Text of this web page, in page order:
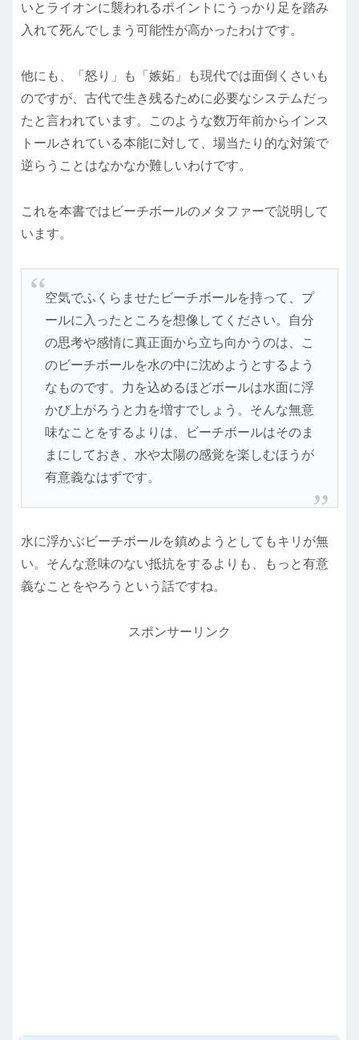
いとライオンに襲われるポイントにうっかり足を踏み
入れて死んでしまう可能性が高かったわけです。
他にも、「怒り」も「嫉妬」も現代では面倒くさいも
のですが、古代で生き残るために必要なシステムだっ
たと言われています。このような数万年前からインス
トールされている本能に対して、場当たり的な対策で
逆らうことはなかなか難しいわけです。
これを本書ではビーチボールのメタファーで説明して
います。
空気でふくらませたビーチボールを持って、プ
ールに入ったところを想像してください。自分
の思考や感情に真正面から立ち向かうのは、こ
のビーチボールを水の中に沈めようとするよう
なものです。力を込めるほどボールは水面に浮
かび上がろうと力を増すでしょう。そんな無意
味なことをするよりは、ビーチボールはそのま
まにしておき、水や太陽の感覚を楽しむほうが
有意義なはずです。
水に浮かぶビーチボールを鎮めようとしてもキリが無
い。そんな意味のない抵抗をするよりも、もっと有意
義なことをやろうという話ですね。
スポンサーリンク